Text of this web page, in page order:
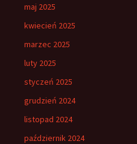
maj 2025
kwiecień 2025
marzec 2025
luty 2025
styczeń 2025
grudzień 2024
listopad 2024
październik 2024